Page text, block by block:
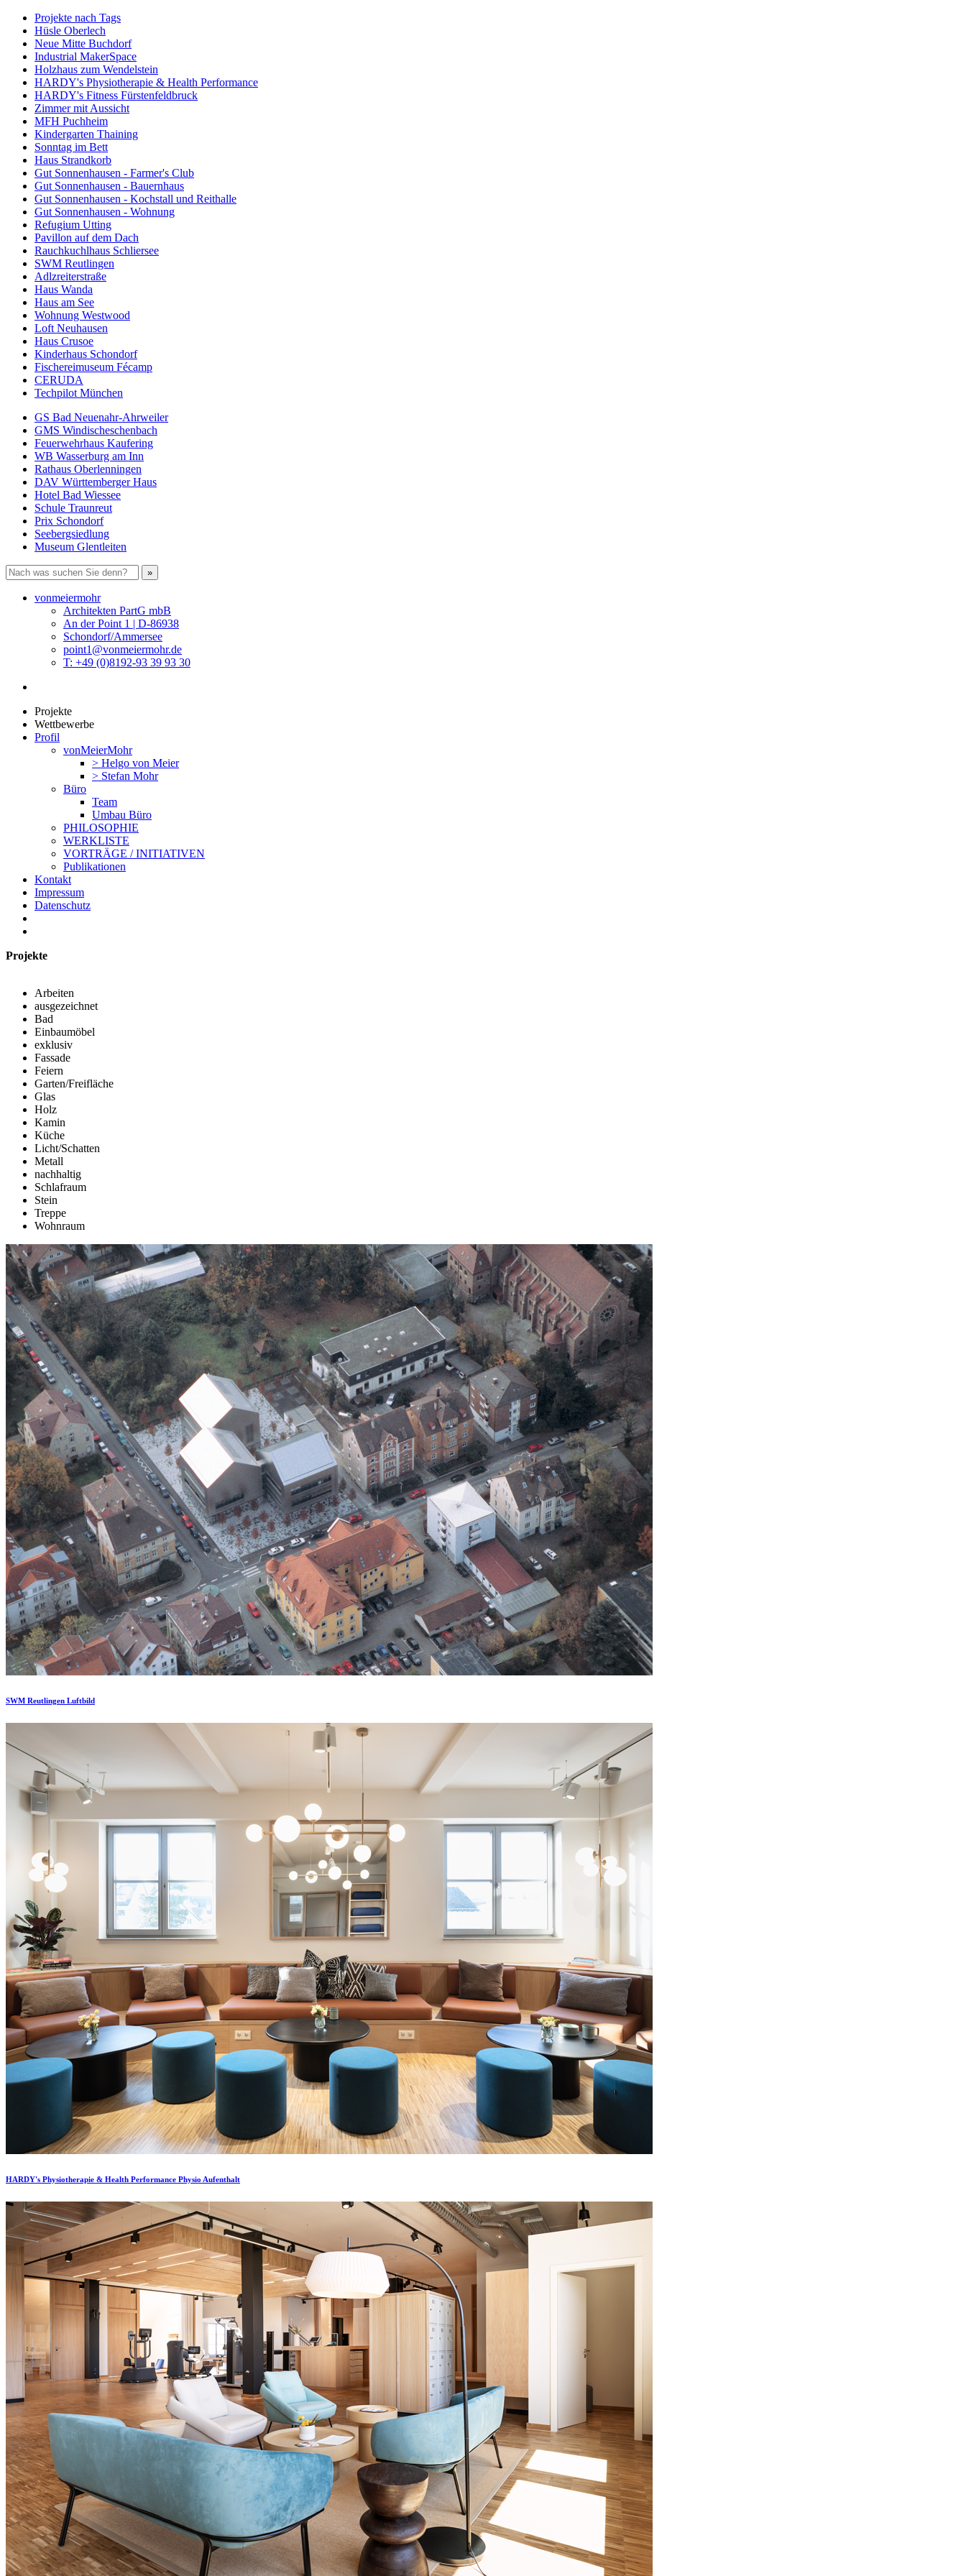
Projekte nach Tags
Hüsle Oberlech
Neue Mitte Buchdorf
Industrial MakerSpace
Holzhaus zum Wendelstein
HARDY's Physiotherapie & Health Performance
HARDY's Fitness Fürstenfeldbruck
Zimmer mit Aussicht
MFH Puchheim
Kindergarten Thaining
Sonntag im Bett
Haus Strandkorb
Gut Sonnenhausen - Farmer's Club
Gut Sonnenhausen - Bauernhaus
Gut Sonnenhausen - Kochstall und Reithalle
Gut Sonnenhausen - Wohnung
Refugium Utting
Pavillon auf dem Dach
Rauchkuchlhaus Schliersee
SWM Reutlingen
Adlzreiterstraße
Haus Wanda
Haus am See
Wohnung Westwood
Loft Neuhausen
Haus Crusoe
Kinderhaus Schondorf
Fischereimuseum Fécamp
CERUDA
Techpilot München
GS Bad Neuenahr-Ahrweiler
GMS Windischeschenbach
Feuerwehrhaus Kaufering
WB Wasserburg am Inn
Rathaus Oberlenningen
DAV Württemberger Haus
Hotel Bad Wiessee
Schule Traunreut
Prix Schondorf
Seebergsiedlung
Museum Glentleiten
vonmeiermohr
Architekten PartG mbB
An der Point 1 | D-86938
Schondorf/Ammersee
point1@vonmeiermohr.de
T: +49 (0)8192-93 39 93 30
Projekte
Wettbewerbe
Profil
vonMeierMohr
> Helgo von Meier
> Stefan Mohr
Büro
Team
Umbau Büro
PHILOSOPHIE
WERKLISTE
VORTRÄGE / INITIATIVEN
Publikationen
Kontakt
Impressum
Datenschutz
Projekte
Arbeiten
ausgezeichnet
Bad
Einbaumöbel
exklusiv
Fassade
Feiern
Garten/Freifläche
Glas
Holz
Kamin
Küche
Licht/Schatten
Metall
nachhaltig
Schlafraum
Stein
Treppe
Wohnraum
SWM Reutlingen Luftbild
HARDY's Physiotherapie & Health Performance Physio Aufenthalt